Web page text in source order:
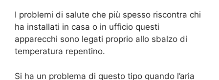
I problemi di salute che più spesso riscontra chi
ha installati in casa o in ufficio questi
apparecchi sono legati proprio allo sbalzo di
temperatura repentino.
Si ha un problema di questo tipo quando l’aria